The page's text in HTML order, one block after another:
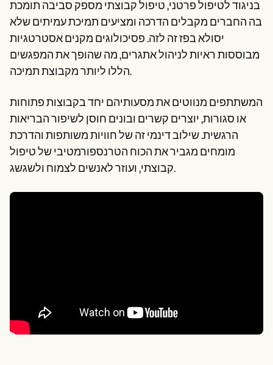
בניגוד לטיפול פרטני, טיפול קבוצתי מספק סביבה תומכת
בה החברים מקבלים הדרכה ומציעים תמיכת עמיתים שלא
יסולא בפז זה לזה. פסיכולוגים מקנים אסטרטגיות
מבוססות ראיות לניהול אתגרים, מה שהופך את המפגשים
הללו ליותר מקבוצת תמיכה.
המשתתפים מנווטים את מסעותיהם יחד בקבוצות פתוחות
או סגורות, יוצרים קשרים ובונים חוסן לשיפור הבריאות
הרגשית. שילוב דינמי זה של חוויות משותפות והדרכת
מומחים מגביר את הכוח הטרנספורמטיבי של טיפול
קבוצתי, ועוזר לאנשים לצמוח ולשגשג.